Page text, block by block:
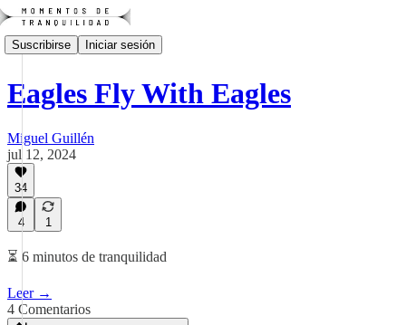
Suscribirse Iniciar sesión
Eagles Fly With Eagles
Miguel Guillén
jul 12, 2024
34
4 1
⏳ 6 minutos de tranquilidad
Leer →
4 Comentarios